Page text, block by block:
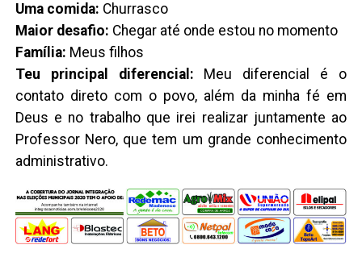
Uma comida: Churrasco
Maior desafio: Chegar até onde estou no momento
Família: Meus filhos
Teu principal diferencial: Meu diferencial é o
contato direto com o povo, além da minha fé em
Deus e no trabalho que irei realizar juntamente ao
Professor Nero, que tem um grande conhecimento
administrativo.